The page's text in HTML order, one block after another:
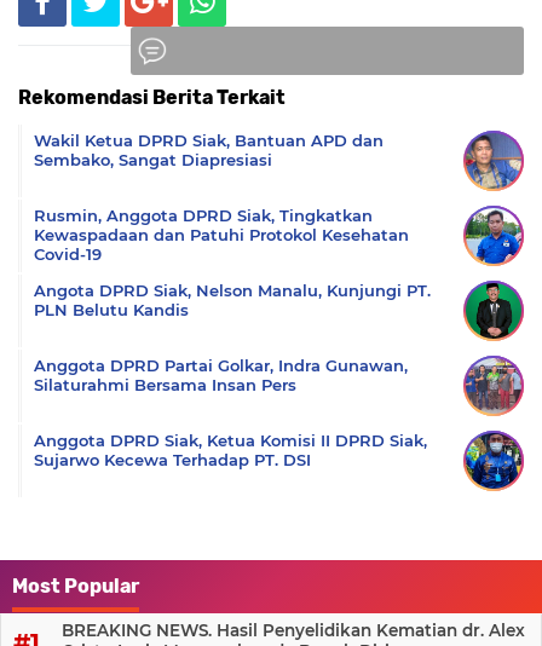
Rekomendasi Berita Terkait
Wakil Ketua DPRD Siak, Bantuan APD dan
Sembako, Sangat Diapresiasi
Rusmin, Anggota DPRD Siak, Tingkatkan
Kewaspadaan dan Patuhi Protokol Kesehatan
Covid-19
Angota DPRD Siak, Nelson Manalu, Kunjungi PT.
PLN Belutu Kandis
Anggota DPRD Partai Golkar, Indra Gunawan,
Silaturahmi Bersama Insan Pers
Anggota DPRD Siak, Ketua Komisi II DPRD Siak,
Sujarwo Kecewa Terhadap PT. DSI
Most Popular
BREAKING NEWS. Hasil Penyelidikan Kematian dr. Alex